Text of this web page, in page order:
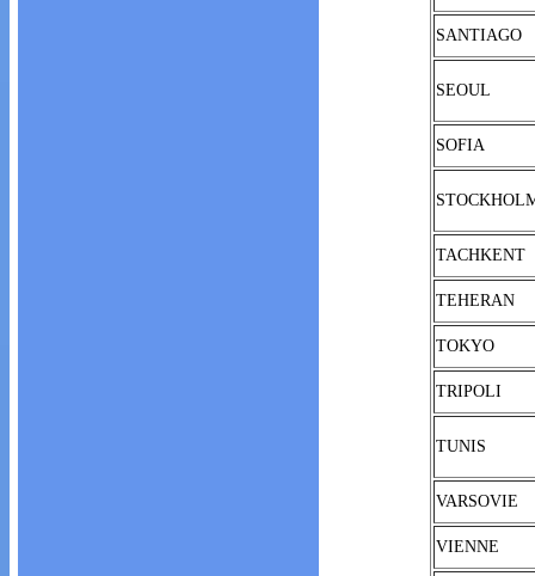
SANTIAGO
SEOUL
SOFIA
TACHKENT
TEHERAN
TOKYO
TRIPOLI
TUNIS
VARSOVIE
VIENNE